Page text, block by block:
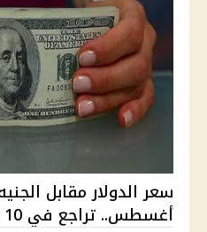
أغسطس.. تراجع في 10 بنوك وارت...